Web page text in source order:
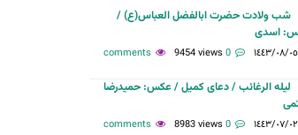
شب ولادت حضرت ابالفضل العباس(ع) /
اسدی
١٤٤٣/٠٨/٠٥ 0 comments
9454 views
لیله الرغائب / دعای کمیل / عکس: حمیدرضا
١٤٤٣/٠٧/٠٢ 0 comments
8983 views